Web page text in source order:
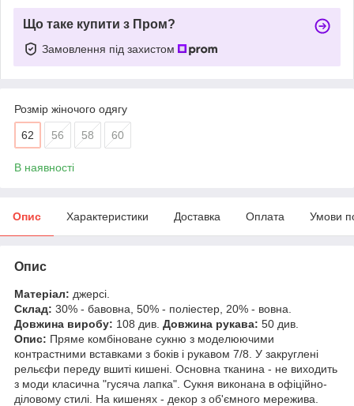
Що таке купити з Пром?
Замовлення під захистом
Розмір жіночого одягу
62 56 58 60
В наявності
Опис Характеристики Доставка Оплата Умови
Опис
Матеріал: джерсі.
Склад: 30% - бавовна, 50% - поліестер, 20% - вовна.
Довжина виробу: 108 див. Довжина рукава: 50 див.
Опис: Пряме комбіноване сукню з моделюючими
контрастними вставками з боків і рукавом 7/8. У закруглені
рельєфи переду вшиті кишені. Основна тканина - не виходить
з моди класична "гусяча лапка". Сукня виконана в офіційно-
діловому стилі. На кишенях - декор з об'ємного мережива.